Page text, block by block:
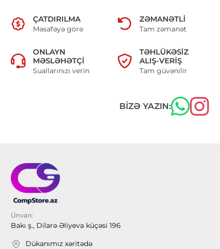
ÇATDIRILMA
Məsafəyə görə
ZƏMANƏTLI
Tam zəmanət
ONLAYN
MƏSLƏHƏTÇI
Suallarınızı verin
TƏHLÜKƏSIZ
ALIŞ-VERIŞ
Tam güvənilir
BIZƏ YAZIN:
Ünvan:
Bakı ş., Dilarə Əliyeva küçəsi 196
Dükanımız xəritədə